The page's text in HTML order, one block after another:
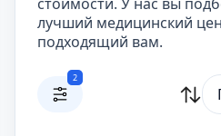
лучший медицинский
подходящий вам.
2